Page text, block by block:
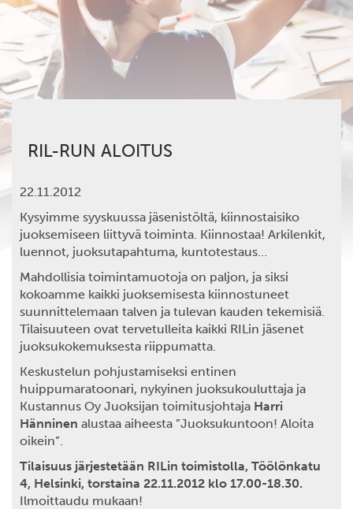
RIL-RUN ALOITUS
22.11.2012
Kysyimme syyskuussa jäsenistöltä, kiinnostaisiko
juoksemiseen liittyvä toiminta. Kiinnostaa! Arkilenkit,
luennot, juoksutapahtuma, kuntotestaus…
Mahdollisia toimintamuotoja on paljon, ja siksi
kokoamme kaikki juoksemisesta kiinnostuneet
suunnittelemaan talven ja tulevan kauden tekemisiä.
Tilaisuuteen ovat tervetulleita kaikki RILin jäsenet
juoksukokemuksesta riippumatta.
Keskustelun pohjustamiseksi entinen
huippumaratoonari, nykyinen juoksukouluttaja ja
Kustannus Oy Juoksijan toimitusjohtaja Harri
Hänninen alustaa aiheesta ”Juoksukuntoon! Aloita
oikein”.
Tilaisuus järjestetään RILin toimistolla, Töölönkatu
4, Helsinki, torstaina 22.11.2012 klo 17.00-18.30.
Ilmoittaudu mukaan!